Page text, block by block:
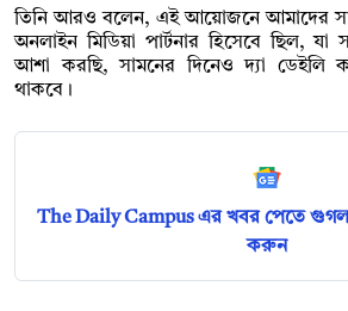
তিনি আরও বলেন, এই আয়োজনে আমাদের
অনলাইন মিডিয়া পার্টনার হিসেবে ছিল,
আশা করছি, সামনের দিনেও দ্যা ডেইলি
থাকবে।
The Daily Campus এর খবর পেতে
করুন